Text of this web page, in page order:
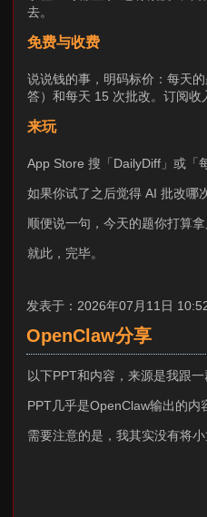
去。
免费与收费
说说钱的事，明码标价：每天
答）和每天 15 次批改。订阅
来玩
App Store 搜「DailyDiff」或「
如果你试了之后觉得 AI 批改哪
顺便说一句，今天的题你打算
就此，完毕。
发表于：2026年07月11日
OpenClaw分享
以下PPT和内容，来源是我跟
PPT几乎是OpenClaw输出的内
需要注意的是，我其实没有将